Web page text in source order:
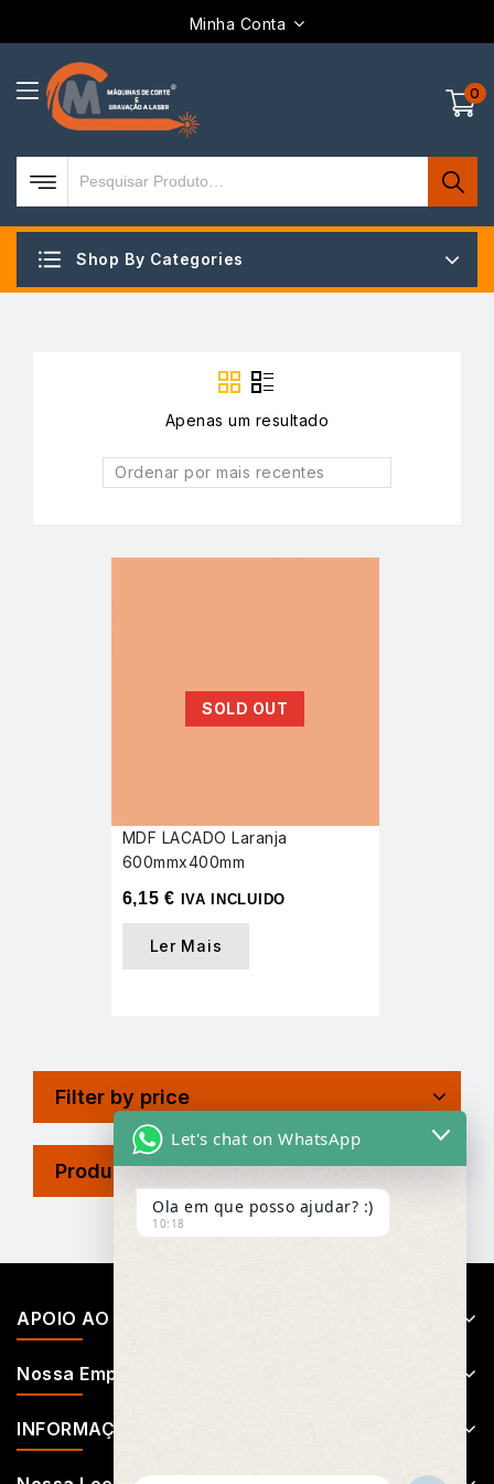
Minha Conta
Shop By Categories
0
Apenas um resultado
Ordenar por mais recentes
SOLD OUT
MDF LACADO Laranja
600mmx400mm
6,15€ IVA INCLUIDO
Ler Mais
Filter by price
Product Tags
APOIO AO CLIENTE
Nossa Empresa
INFORMAÇÕES
Let's chat on WhatsApp
Ola em que posso ajudar? :)
10:18